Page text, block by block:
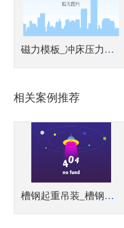
磁力模板_冲床压力机快速换模系统
相关案例推荐
槽钢起重吊装_槽钢自动化搬运